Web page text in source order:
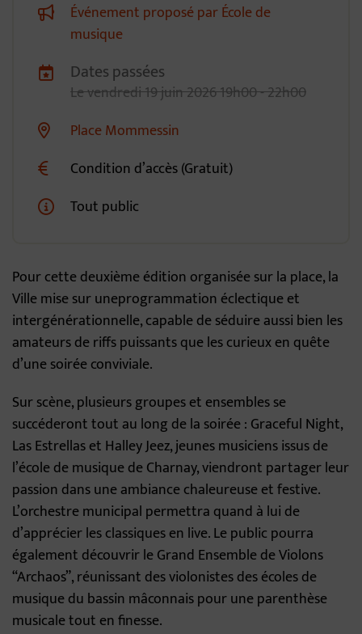
Événement proposé par École de
musique
Dates de planification
Dates passées
Levendredi19juin202619h00 - 22h00
Lieu alternatif
Place Mommessin
Condition d’accès (Gratuit)
Tout public
Pour cette deuxième édition organisée sur la place, la
Ville mise sur uneprogrammation éclectique et
intergénérationnelle, capable de séduire aussi bien les
amateurs de riffs puissants que les curieux en quête
d’une soirée conviviale.
Sur scène, plusieurs groupes et ensembles se
succéderont tout au long de la soirée : Graceful Night,
Las Estrellas et Halley Jeez, jeunes musiciens issus de
l’école de musique de Charnay, viendront partager leur
passion dans une ambiance chaleureuse et festive.
L’orchestre municipal permettra quand à lui de
d’apprécier les classiques en live. Le public pourra
également découvrir le Grand Ensemble de Violons
“Archaos”, réunissant des violonistes des écoles de
musique du bassin mâconnais pour une parenthèse
musicale tout en finesse.